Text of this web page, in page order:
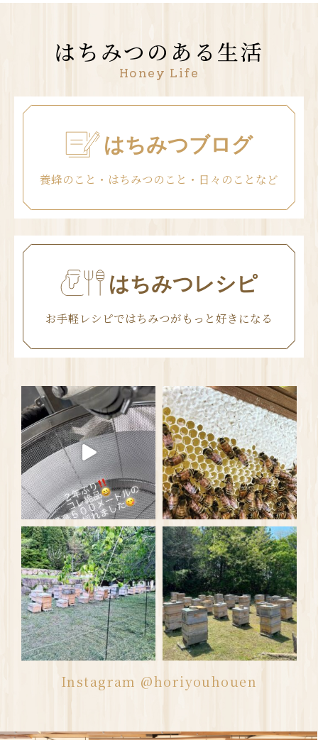
はちみつのある生活
Honey Life
はちみつブログ
養蜂のこと・はちみつのこと・日々のことなど
はちみつレシピ
お手軽レシピではちみつがもっと好きになる
Instagram @horiyouhouen